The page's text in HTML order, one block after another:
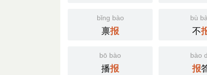
bǐng bào
禀报
bù
不
bō bào
播报
bào
报